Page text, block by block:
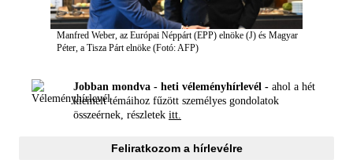
Manfred Weber, az Európai Néppárt (EPP) elnöke (J) és Magyar
Péter, a Tisza Párt elnöke (Fotó: AFP)
Jobban mondva - heti véleményhírlevél - ahol a hét
kiemelt témáihoz fűzött személyes gondolatok
összeérnek, részletek itt.
Feliratkozom a hírlevélre